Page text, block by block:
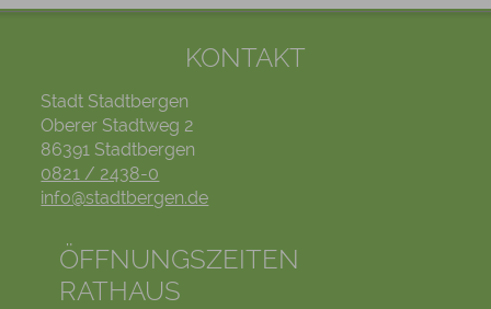
KONTAKT
Stadt Stadtbergen
Oberer Stadtweg 2
86391 Stadtbergen
0821 / 2438-0
info@stadtbergen.de
ÖFFNUNGSZEITEN
RATHAUS